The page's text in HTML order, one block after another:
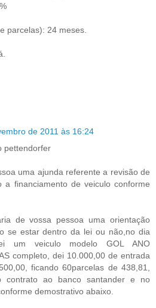
parcelas): 24 meses.
de 2011 às 16:24
pettendorfer
uma ajunda referente a revisão de
a financiamento de veiculo conforme
de vossa pessoa uma orientação
se estar dentro da lei ou não,no dia
um veiculo modelo GOL ANO
completo, dei 10.000,00 de entrada
ficando 60parcelas de 438,81,
contrato ao banco santander e no
demostrativo abaixo.